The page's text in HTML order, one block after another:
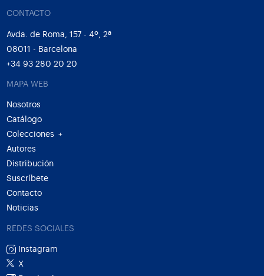
CONTACTO
Avda. de Roma, 157 - 4º, 2ª
08011 - Barcelona
+34 93 280 20 20
MAPA WEB
Nosotros
Catálogo
Colecciones
+
Autores
Distribución
Suscríbete
Contacto
Noticias
REDES SOCIALES
Instagram
X